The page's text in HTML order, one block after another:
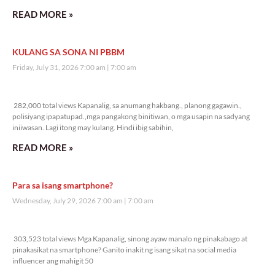
READ MORE »
KULANG SA SONA NI PBBM
Friday, July 31, 2026 7:00 am 7:00 am
282,000 total views Kapanalig, sa anumang hakbang., planong gagawin.,
polisiyang ipapatupad.,mga pangakong binitiwan, o mga usapin na sadyang
iniiwasan. Lagi itong may kulang. Hindi ibig sabihin,
READ MORE »
Para sa isang smartphone?
Wednesday, July 29, 2026 7:00 am 7:00 am
303,523 total views Mga Kapanalig, sinong ayaw manalo ng pinakabago at
pinakasikat na smartphone? Ganito inakit ng isang sikat na social media
influencer ang mahigit 50